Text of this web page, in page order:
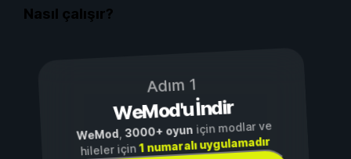
Nasıl çalışır?
Adım 1
WeMod'u İndir
WeMod,3000+ oyuniçin modlar ve
hileler için1 numaralı uygulamadır